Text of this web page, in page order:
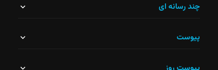
نباید
چند رسانه ای
پیوست